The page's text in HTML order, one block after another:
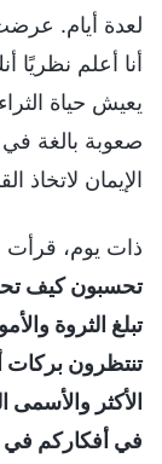
لعدة أيام.
أنا أعلم نظريًا
يعيش حياة
صعوبة بالغة
الإيمان لاتخاذ
ذات يوم، قرأت
تحسبون كيف
تبلغ الثروة
تنتظرون بركات
الأكثر والأسمى
في أفكاركم في